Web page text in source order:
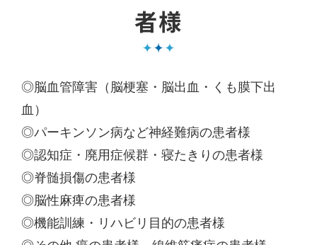
者様
◎脳血管障害（脳梗塞・脳出血・くも膜下出
血）
◎パーキンソン病など神経難病の患者様
◎認知症・廃用症候群・寝たきりの患者様
◎脊髄損傷の患者様
◎脳性麻痺の患者様
◎機能訓練・リハビリ目的の患者様